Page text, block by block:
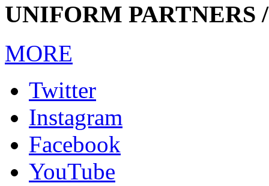
UNIFORM PARTNERS
MORE
Twitter
Instagram
Facebook
YouTube